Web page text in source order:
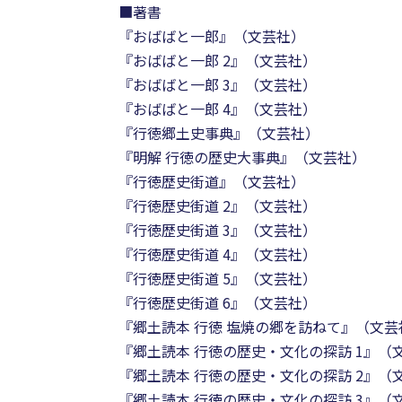
■著書
『おばばと一郎』（文芸社）
『おばばと一郎 2』（文芸社）
『おばばと一郎 3』（文芸社）
『おばばと一郎 4』（文芸社）
『行徳郷土史事典』（文芸社）
『明解 行徳の歴史大事典』（文芸社）
『行徳歴史街道』（文芸社）
『行徳歴史街道 2』（文芸社）
『行徳歴史街道 3』（文芸社）
『行徳歴史街道 4』（文芸社）
『行徳歴史街道 5』（文芸社）
『行徳歴史街道 6』（文芸社）
『郷土読本 行徳 塩焼の郷を訪ねて』（文
『郷土読本 行徳の歴史・文化の探訪 1』（
『郷土読本 行徳の歴史・文化の探訪 2』（